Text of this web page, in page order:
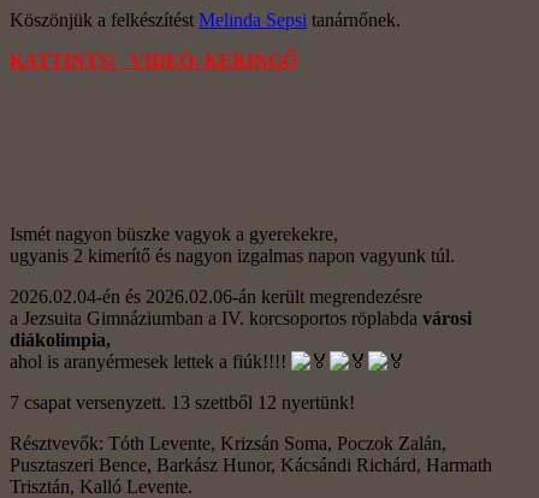
Köszönjük a felkészítést Melinda Sepsi tanárnőnek.
KATTINTS! VIDEÓ: KERINGŐ
Ismét nagyon büszke vagyok a gyerekekre,
ugyanis 2 kimerítő és nagyon izgalmas napon vagyunk túl.
2026.02.04-én és 2026.02.06-án került megrendezésre
a Jezsuita Gimnáziumban a IV. korcsoportos röplabda városi
diákolimpia,
ahol is aranyérmesek lettek a fiúk!!!!
7 csapat versenyzett. 13 szettből 12 nyertünk!
Résztvevők: Tóth Levente, Krizsán Soma, Poczok Zalán,
Pusztaszeri Bence, Barkász Hunor, Kácsándi Richárd, Harmath
Trisztán, Kalló Levente.